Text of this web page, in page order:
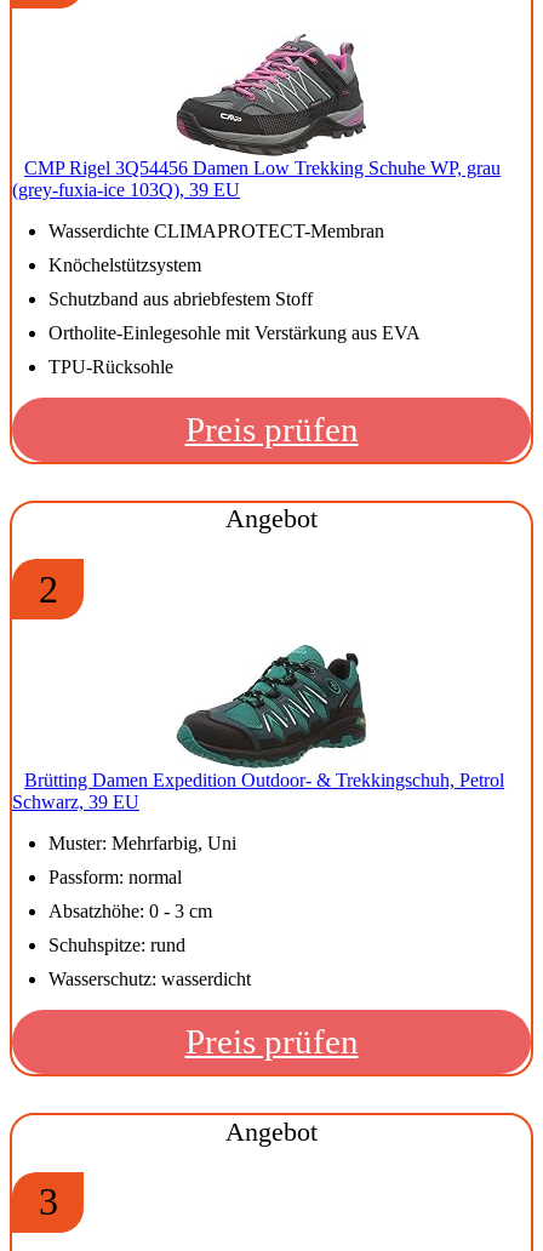
CMP Rigel 3Q54456 Damen Low Trekking Schuhe WP, grau
(grey-fuxia-ice 103Q), 39 EU
Wasserdichte CLIMAPROTECT-Membran
Knöchelstützsystem
Schutzband aus abriebfestem Stoff
Ortholite-Einlegesohle mit Verstärkung aus EVA
TPU-Rücksohle
Preis prüfen
Angebot
2
Brütting Damen Expedition Outdoor- & Trekkingschuh, Petrol
Schwarz, 39 EU
Muster: Mehrfarbig, Uni
Passform: normal
Absatzhöhe: 0 - 3 cm
Schuhspitze: rund
Wasserschutz: wasserdicht
Preis prüfen
Angebot
3